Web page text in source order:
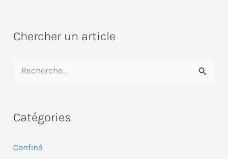
Chercher un article
h
r
Catégories
Confiné